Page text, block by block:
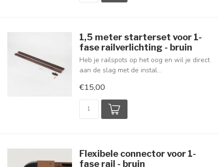
1,5 meter starterset voor 1-
fase railverlichting - bruin
Heb je railspots op het oog en wil je direct
aan de slag met de instal...
€15,00
Flexibele connector voor 1-
fase rail - bruin